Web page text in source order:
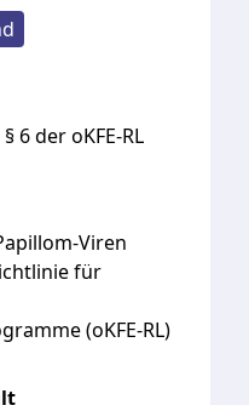
6 der oKFE-RL
Viren
für
(oKFE-RL)